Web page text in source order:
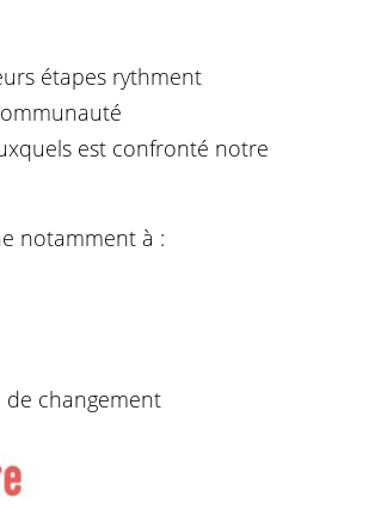
étapes rythment
est confronté notre
notamment à :
changement